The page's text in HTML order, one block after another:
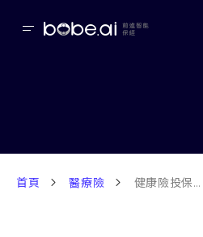
首頁 醫療險 健康險投保前必知! 2024最新等待期,健康告知,體檢注意事項